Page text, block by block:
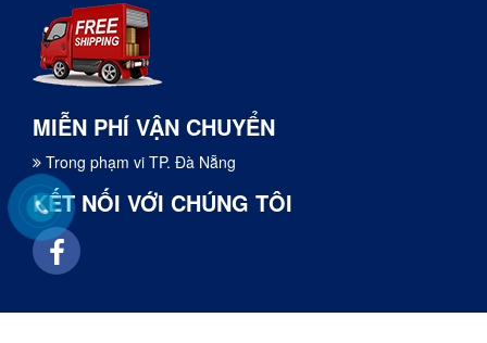
MIỄN PHÍ VẬN CHUYỂN
Trong phạm vi TP. Đà Nẵng
KẾT NỐI VỚI CHÚNG TÔI